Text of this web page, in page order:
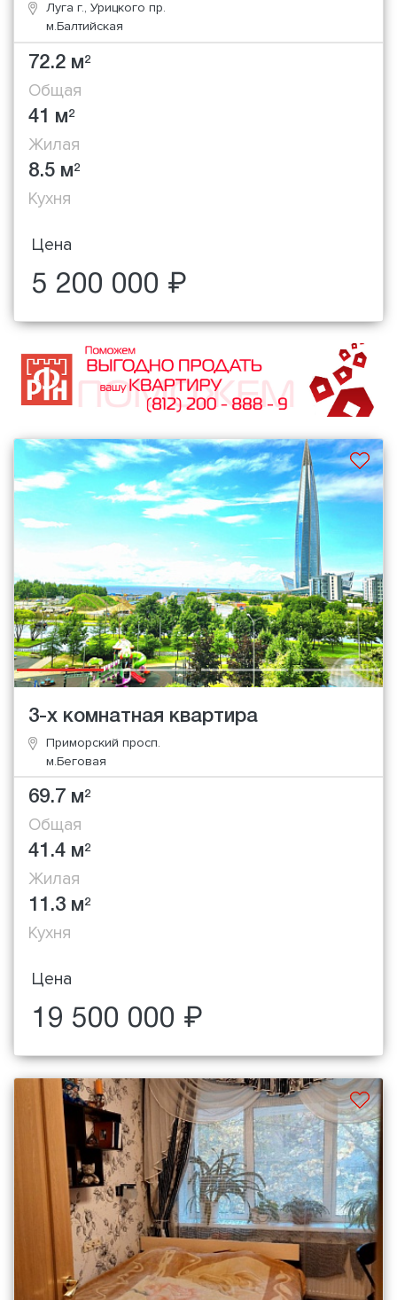
Луга г., Урицкого пр.
м.Балтийская
72.2 м2
Общая
41 м2
Жилая
8.5 м2
Кухня
Цена
5 200 000 ₽
3-х комнатная квартира
Приморский просп.
м.Беговая
69.7 м2
Общая
41.4 м2
Жилая
11.3 м2
Кухня
Цена
19 500 000 ₽